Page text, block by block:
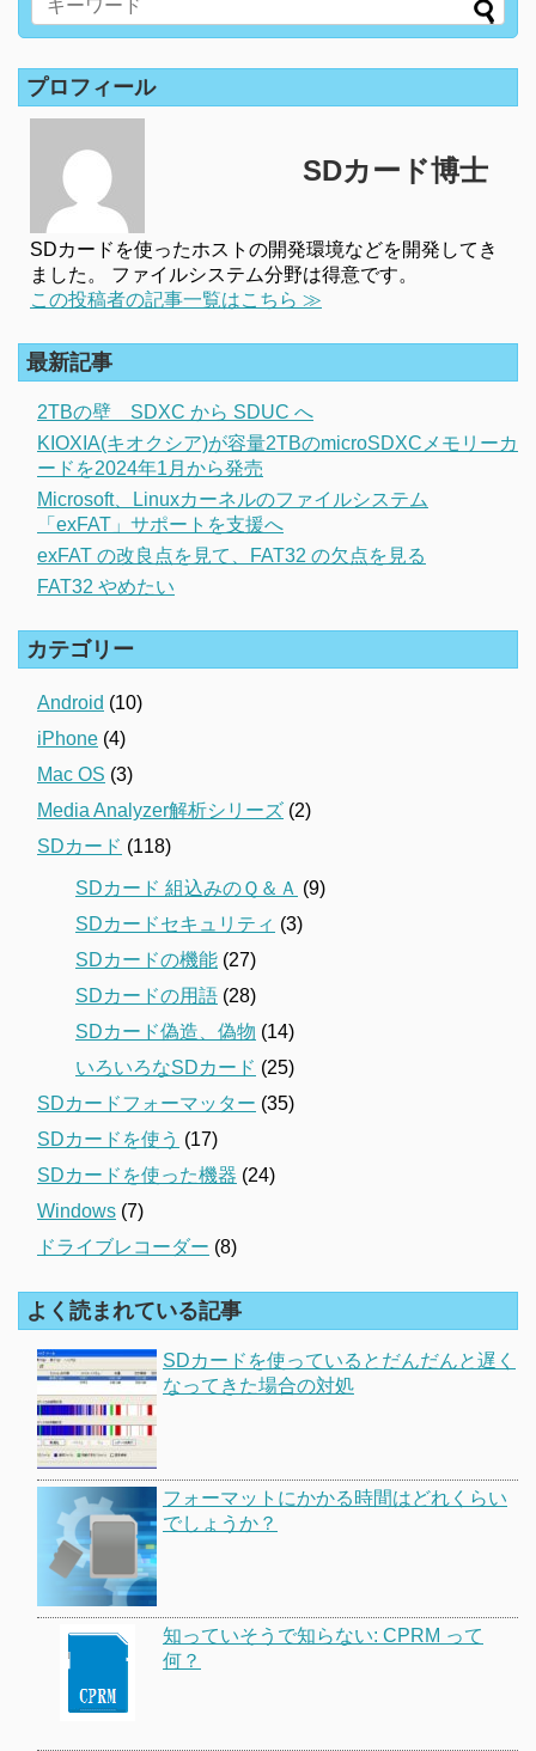
プロフィール
SDカード博士
SDカードを使ったホストの開発環境などを開発してき
ました。 ファイルシステム分野は得意です。
この投稿者の記事一覧はこちら ≫
最新記事
2TBの壁 SDXC から SDUC へ
KIOXIA(キオクシア)が容量2TBのmicroSDXCメモリーカ
ードを2024年1月から発売
Microsoft、Linuxカーネルのファイルシステム
「exFAT」サポートを支援へ
exFAT の改良点を見て、FAT32 の欠点を見る
FAT32 やめたい
カテゴリー
Android (10)
iPhone (4)
Mac OS (3)
Media Analyzer解析シリーズ (2)
SDカード (118)
SDカード 組込みのＱ＆Ａ (9)
SDカードセキュリティ (3)
SDカードの機能 (27)
SDカードの用語 (28)
SDカード偽造、偽物 (14)
いろいろなSDカード (25)
SDカードフォーマッター (35)
SDカードを使う (17)
SDカードを使った機器 (24)
Windows (7)
ドライブレコーダー (8)
よく読まれている記事
SDカードを使っているとだんだんと遅く
なってきた場合の対処
フォーマットにかかる時間はどれくらい
でしょうか？
知っていそうで知らない: CPRM って
何？